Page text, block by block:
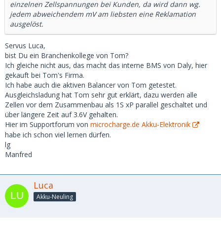
einzelnen Zellspannungen bei Kunden, da wird dann wg.
jedem abweichendem mV am liebsten eine Reklamation
ausgelöst.
Servus Luca,
bist Du ein Branchenkollege von Tom?
Ich gleiche nicht aus, das macht das interne BMS von Daly, hier
gekauft bei Tom's Firma.
Ich habe auch die aktiven Balancer von Tom getestet.
Ausgleichsladung hat Tom sehr gut erklärt, dazu werden alle
Zellen vor dem Zusammenbau als 1S xP parallel geschaltet und
über längere Zeit auf 3.6V gehalten.
Hier im Supportforum von microcharge.de Akku-Elektronik
habe ich schon viel lernen dürfen.
lg
Manfred
Luca
Akku-Neuling